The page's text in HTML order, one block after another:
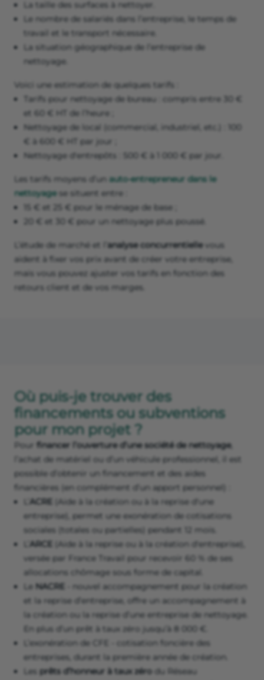
La taille des surfaces à nettoyer.
Le nombre de salariés dans l’entreprise, le temps de
travail et le transport nécessaire.
La situation géographique de l’entreprise de
nettoyage.
Voici une estimation de quelques tarifs :
Tarifs pour nettoyage de bureau : compris entre 30 €
et 60 € HT de l’heure ;
Nettoyage de local (commercial, industriel, etc.) : 100
€ à 600 € HT par jour ;
Nettoyage d'entrepôts : 500 € à 1 000 € par jour.
Les tarifs moyens d’un auto-entrepreneur dans le
nettoyagese situent entre :
15 € et 25 € pour le ménage de base ;
20 € et 30 € pour un nettoyage plus poussé.
L’étude de marché et l’ analyse concurrentielle vous
aident à fixer vos prix avant de créer votre entreprise,
mais vous pouvez ajuster vos tarifs en fonction des
retours client et de vos marges.
Où puis-je trouver des
financements ou subventions
pour mon projet ?
Pour financer l’ouverture d’une société de nettoyage,
l’achat de matériel ou d’un véhicule professionnel, il est
possible d’obtenir un financement et des aides
financières (en complément d’un apport personnel) :
ACRE
(Aide à la création ou à la reprise d'une
entreprise), permet une exonération de cotisations
sociales (totales ou partielles) pendant 12 mois.
ARCE
(Aide à la reprise ou à la création d'entreprise),
versée par France Travail pour recevoir 60 % de ses
allocations chômage sous forme de capital.
Le NACRE
- nouvel accompagnement pour la création
et la reprise d’entreprise, offre un accompagnement à
la création ou la reprise d’une entreprise de nettoyage.
En plus d’un prêt à taux zéro jusqu’à 8 000 €.
L’exonération de CFE - cotisation foncière des
entreprises, durant la première année de création.
Les prêts d’honneur à taux zéro du Réseau